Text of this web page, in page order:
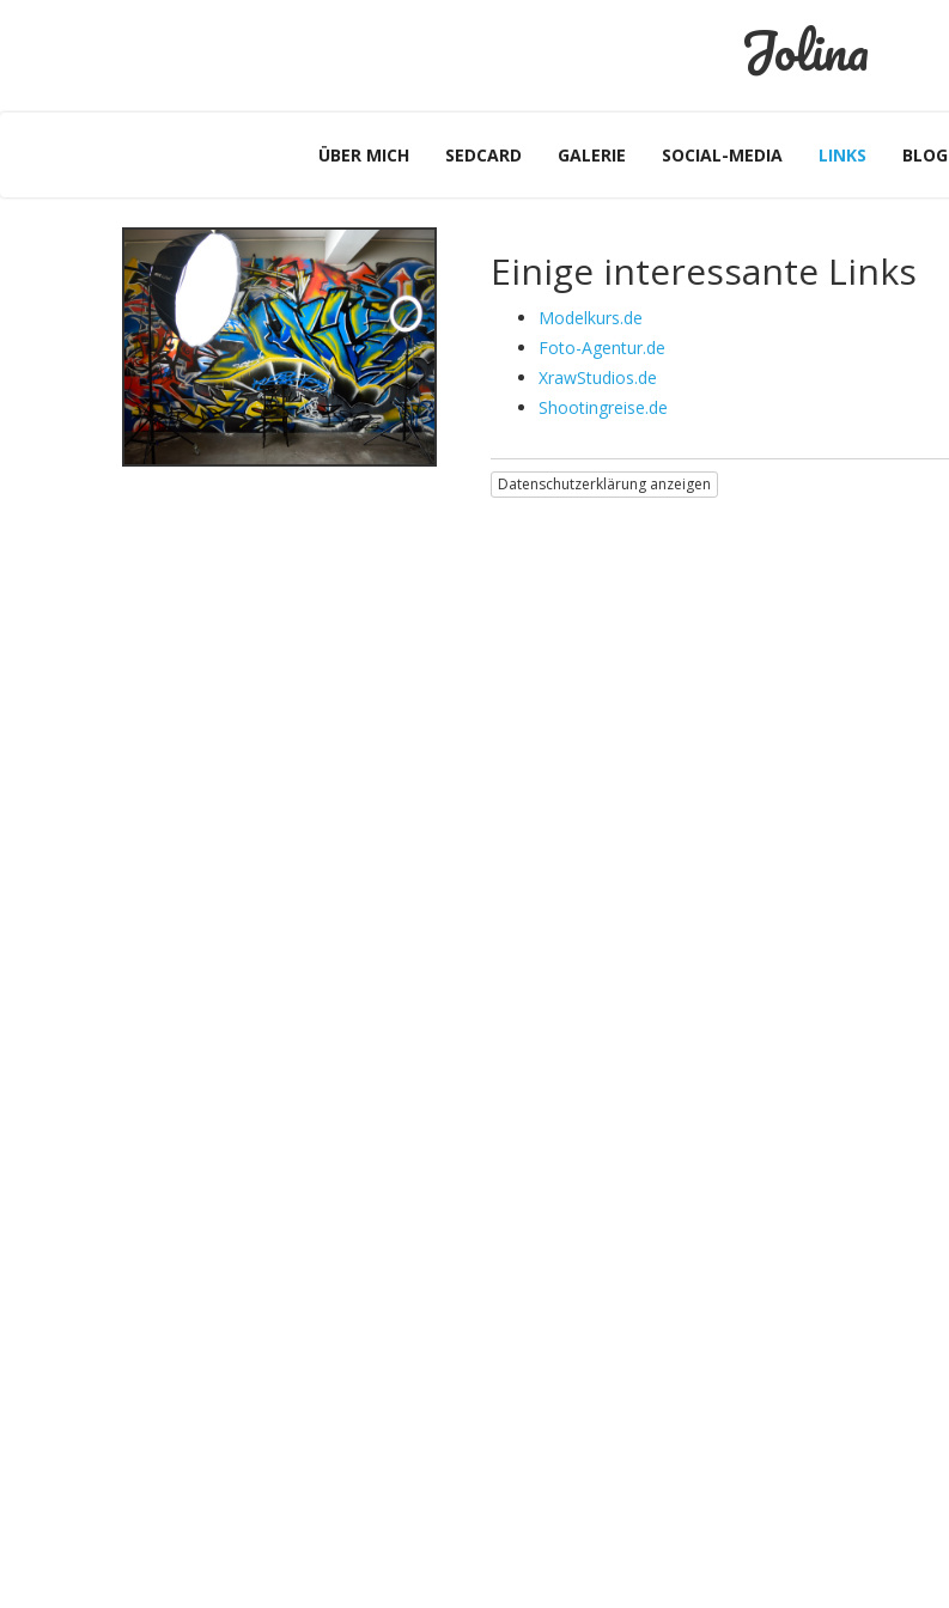
Jolina
ÜBER MICH SEDCARD GALERIE SOCIAL-MEDIA LINKS BLOG
Einige interessante Links
Modelkurs.de
Foto-Agentur.de
XrawStudios.de
Shootingreise.de
Datenschutzerklärung anzeigen